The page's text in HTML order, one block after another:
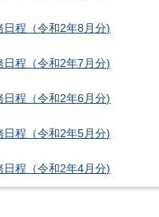
日程（令和2年8月分)
日程（令和2年7月分)
日程（令和2年6月分)
日程（令和2年5月分)
日程（令和2年4月分)